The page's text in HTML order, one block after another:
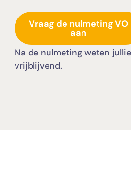
Vraag de nulmeting VO
aan
Na de nulmeting weten
vrijblijvend.